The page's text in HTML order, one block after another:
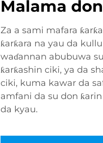
Malama
Za a sami mafara
ƙarƙara na yau da
waɗannan abubuwa
ƙarƙashin ciki, ya da
ciki, kuma kawar da
amfani da su don
da kyau.